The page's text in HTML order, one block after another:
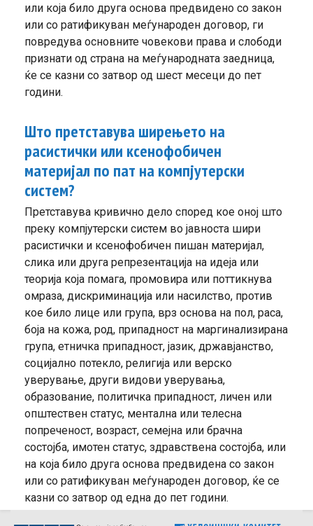
или која било друга основа предвидено со закон
или со ратификуван меѓународен договор, ги
повредува основните човекови права и слободи
признати од страна на меѓународната заедница,
ќе се казни со затвор од шест месеци до пет
години.
Што претставува ширењето на
расистички или ксенофобичен
материјал по пат на компјутерски
систем?
Претставува кривично дело според кое оној што
преку компјутерски систем во јавноста шири
расистички и ксенофобичен пишан материјал,
слика или друга репрезентација на идеја или
теорија која помага, промовира или поттикнува
омраза, дискриминација или насилство, против
кое било лице или група, врз основа на пол, раса,
боја на кожа, род, припадност на маргинализирана
група, етничка припадност, јазик, државјанство,
социјално потекло, религија или верско
уверување, други видови уверувања,
образование, политичка припадност, личен или
општествен статус, ментална или телесна
попреченост, возраст, семејна или брачна
состојба, имотен статус, здравствена состојба, или
на која било друга основа предвидена со закон
или со ратификуван меѓународен договор, ќе се
казни со затвор од една до пет години.